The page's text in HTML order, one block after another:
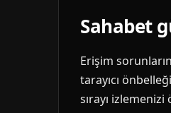
Sahabet
Erişim
tarayıcı
sırayı izlemenizi